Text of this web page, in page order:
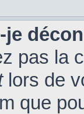
pas la
lors de
que